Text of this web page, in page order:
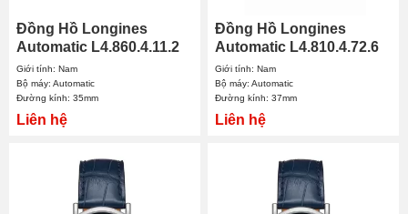
Đồng Hồ Longines
Automatic L4.860.4.11.2
35mm Nam
Giới tính: Nam
Bộ máy: Automatic
Đường kính: 35mm
Liên hệ
Đồng Hồ Longines
Automatic L4.810.4.72.6
37mm Nam
Giới tính: Nam
Bộ máy: Automatic
Đường kính: 37mm
Liên hệ